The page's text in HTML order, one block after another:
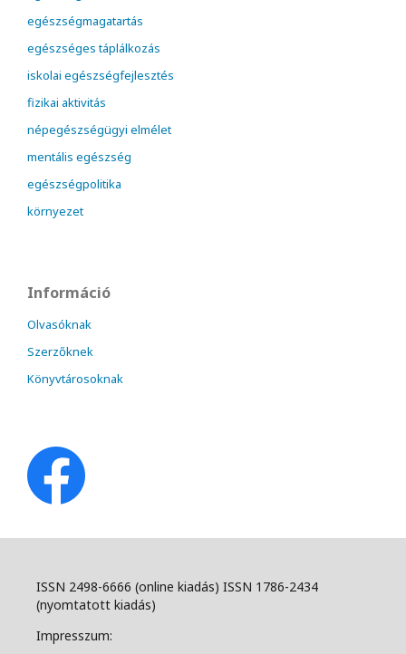
egészségmagatartás
egészséges táplálkozás
iskolai egészségfejlesztés
fizikai aktivitás
népegészségügyi elmélet
mentális egészség
egészségpolitika
környezet
Információ
Olvasóknak
Szerzőknek
Könyvtárosoknak
ISSN 2498-6666 (online kiadás) ISSN 1786-2434
(nyomtatott kiadás)
Impresszum: